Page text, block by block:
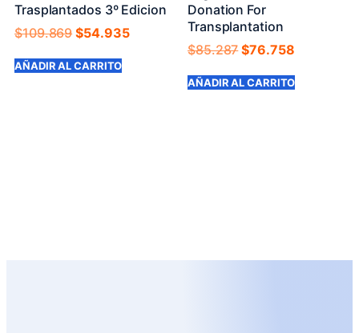
Trasplantados 3º Edicion
$109.869$54.935
AÑADIR AL CARRITO
Donation For
Transplantation
$85.287$76.758
AÑADIR AL CARRITO